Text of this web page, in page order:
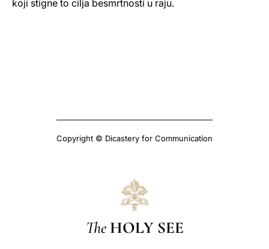
koji stigne to cilja besmrtnosti u raju.
Copyright © Dicastery for Communication
The HOLY SEE